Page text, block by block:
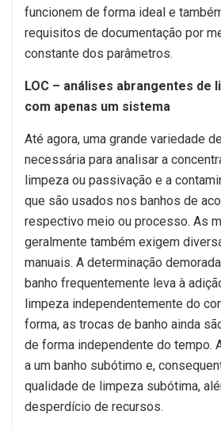
funcionem de forma ideal e
requisitos de documentação por
constante dos parâmetros.
LOC – análises abrangentes de
com apenas um sistema
Até agora, uma grande variedade
necessária para analisar a
limpeza ou passivação e a
que são usados nos banhos de
respectivo meio ou processo. As
geralmente também exigem
manuais. A determinação
banho frequentemente leva à
limpeza independentemente do
forma, as trocas de banho ainda
de forma independente do tempo.
a um banho subótimo e,
qualidade de limpeza subótima,
desperdício de recursos.